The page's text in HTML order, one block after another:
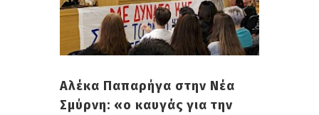
Αλέκα Παπαρήγα στην Νέα
Σμύρνη: «ο καυγάς για την